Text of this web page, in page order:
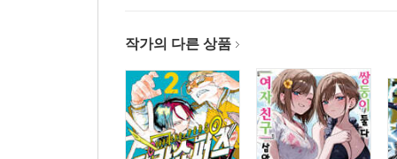
작가의 다른 상품